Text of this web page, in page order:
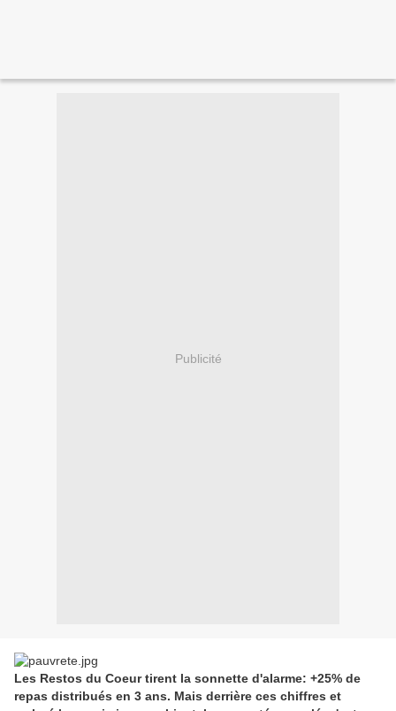
Publicité
Les Restos du Coeur tirent la sonnette d'alarme: +25% de
repas distribués en 3 ans. Mais derrière ces chiffres et